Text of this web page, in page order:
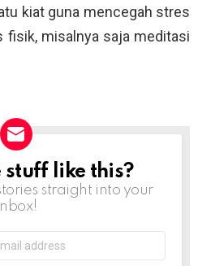
kiat guna mencegah stres
fisik, misalnya saja meditasi
stuff like this?
straight into your